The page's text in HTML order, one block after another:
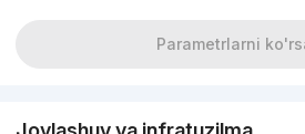
Parametrlarni